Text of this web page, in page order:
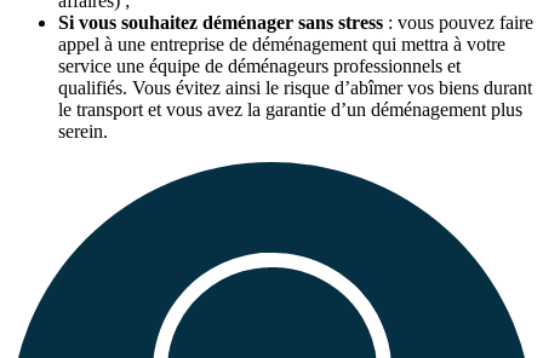
Si vous souhaitez déménager sans stress : vous pouvez faire
appel à une entreprise de déménagement qui mettra à votre
service une équipe de déménageurs professionnels et
qualifiés. Vous évitez ainsi le risque d’abîmer vos biens durant
le transport et vous avez la garantie d’un déménagement plus
serein.